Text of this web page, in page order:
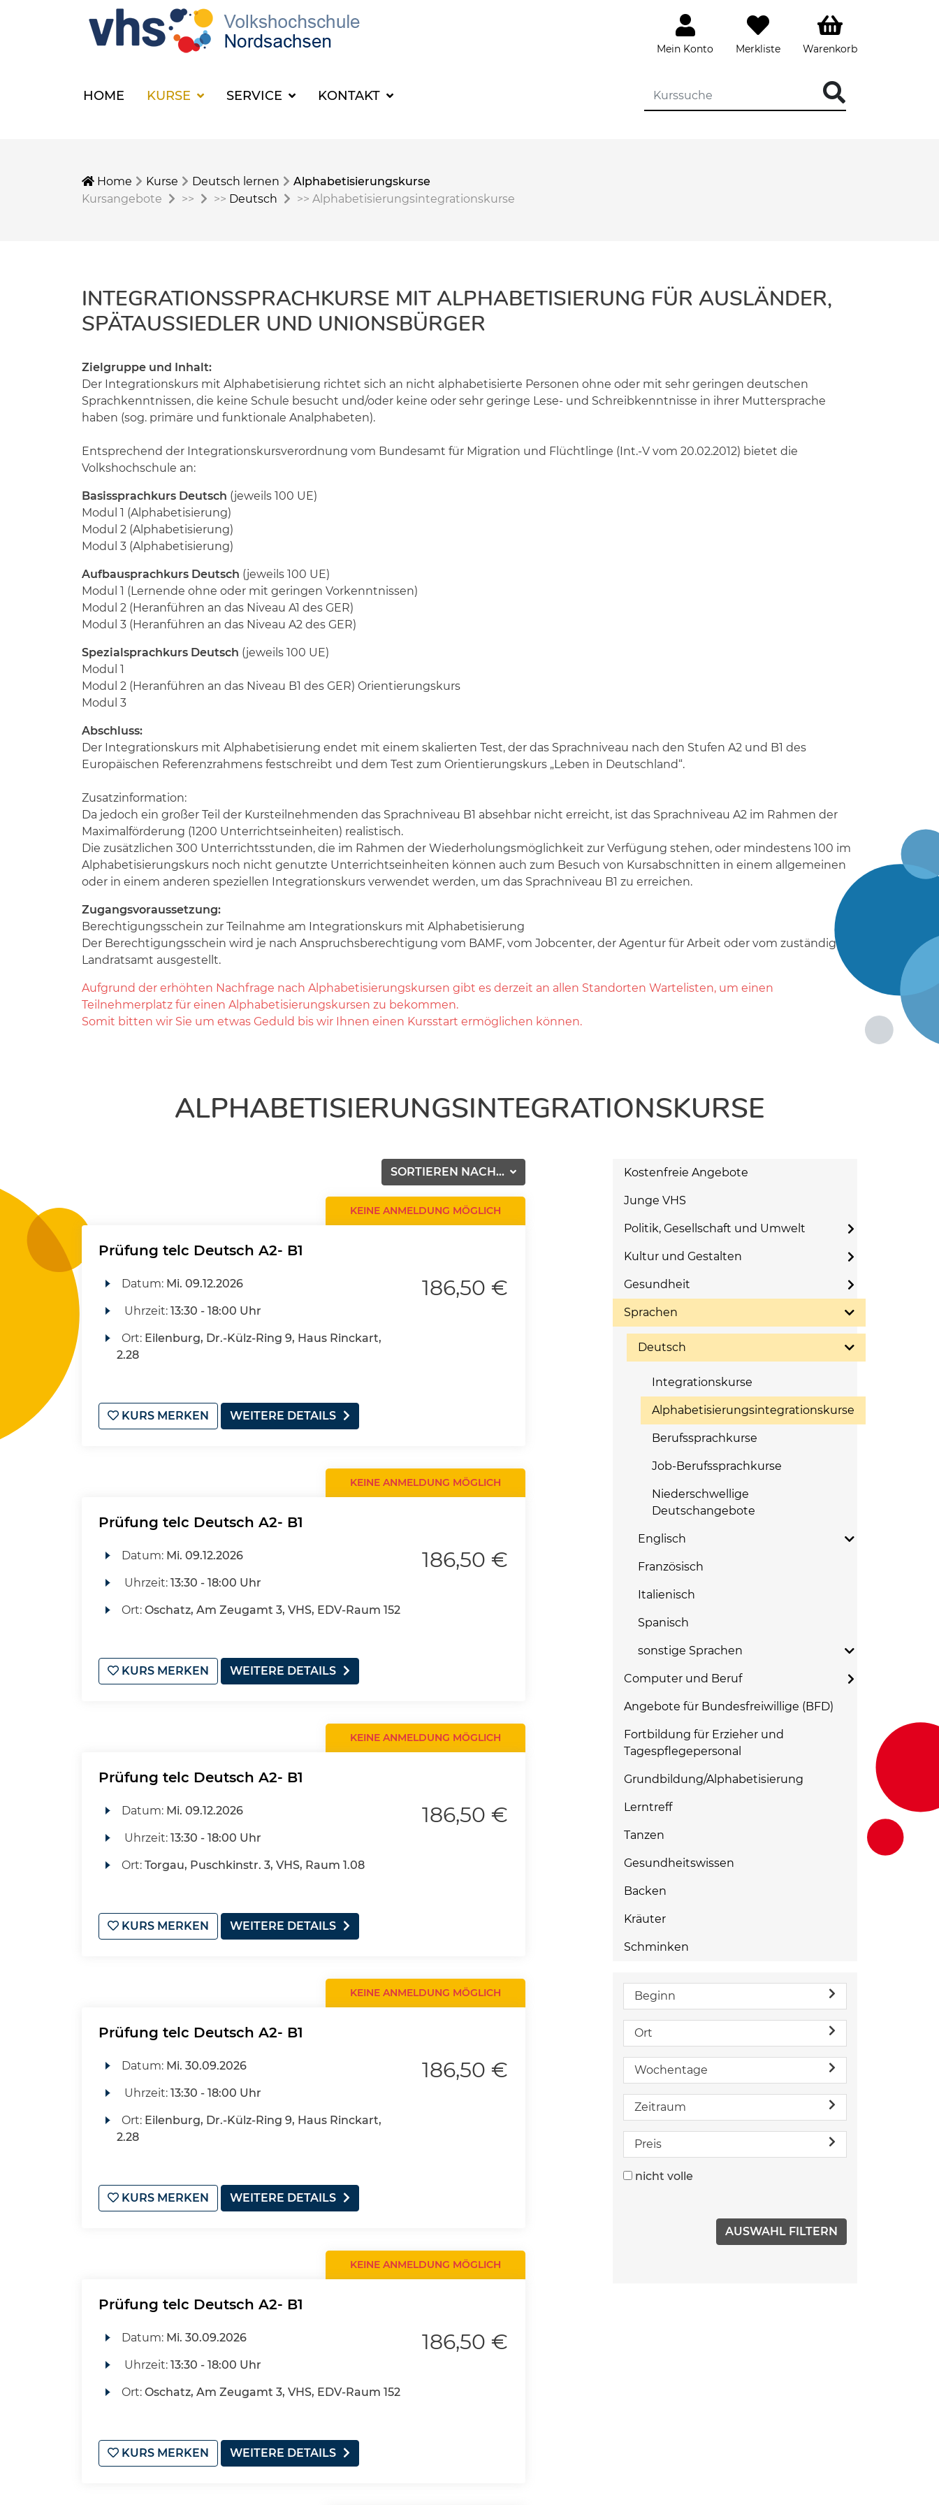
Mein Konto Merkliste Warenkorb
HOME KURSE SERVICE KONTAKT
Home Kurse Deutsch lernen
Alphabetisierungskurse
Kursangebote
>> >> Deutsch >> Alphabetisierungsintegrationskurse
INTEGRATIONSSPRACHKURSE MIT ALPHABETISIERUNG FÜR AUSLÄNDER,
SPÄTAUSSIEDLER UND UNIONSBÜRGER
Zielgruppe und Inhalt:
Der Integrationskurs mit Alphabetisierung richtet sich an nicht alphabetisierte Personen ohne oder mit sehr geringen deutschen
Sprachkenntnissen, die keine Schule besucht und/oder keine oder sehr geringe Lese- und Schreibkenntnisse in ihrer Muttersprache
haben (sog. primäre und funktionale Analphabeten).
Entsprechend der Integrationskursverordnung vom Bundesamt für Migration und Flüchtlinge (Int.-V vom 20.02.2012) bietet die
Volkshochschule an:
Basissprachkurs Deutsch (jeweils 100 UE)
Modul 1 (Alphabetisierung)
Modul 2 (Alphabetisierung)
Modul 3 (Alphabetisierung)
Aufbausprachkurs Deutsch (jeweils 100 UE)
Modul 1 (Lernende ohne oder mit geringen Vorkenntnissen)
Modul 2 (Heranführen an das Niveau A1 des GER)
Modul 3 (Heranführen an das Niveau A2 des GER)
Spezialsprachkurs Deutsch (jeweils 100 UE)
Modul 1
Modul 2 (Heranführen an das Niveau B1 des GER) Orientierungskurs
Modul 3
Abschluss:
Der Integrationskurs mit Alphabetisierung endet mit einem skalierten Test, der das Sprachniveau nach den Stufen A2 und B1 des
Europäischen Referenzrahmens festschreibt und dem Test zum Orientierungskurs „Leben in Deutschland“.
Zusatzinformation:
Da jedoch ein großer Teil der Kursteilnehmenden das Sprachniveau B1 absehbar nicht erreicht, ist das Sprachniveau A2 im Rahmen der
Maximalförderung (1200 Unterrichtseinheiten) realistisch.
Die zusätzlichen 300 Unterrichtsstunden, die im Rahmen der Wiederholungsmöglichkeit zur Verfügung stehen, oder mindestens 100 im
Alphabetisierungskurs noch nicht genutzte Unterrichtseinheiten können auch zum Besuch von Kursabschnitten in einem allgemeinen
oder in einem anderen speziellen Integrationskurs verwendet werden, um das Sprachniveau B1 zu erreichen.
Zugangsvoraussetzung:
Berechtigungsschein zur Teilnahme am Integrationskurs mit Alphabetisierung
Der Berechtigungsschein wird je nach Anspruchsberechtigung vom BAMF, vom Jobcenter, der Agentur für Arbeit oder vom zuständigen
Landratsamt ausgestellt.
Aufgrund der erhöhten Nachfrage nach Alphabetisierungskursen gibt es derzeit an allen Standorten Wartelisten, um einen
Teilnehmerplatz für einen Alphabetisierungskursen zu bekommen.
Somit bitten wir Sie um etwas Geduld bis wir Ihnen einen Kursstart ermöglichen können.
ALPHABETISIERUNGSINTEGRATIONSKURSE
SORTIEREN NACH...
KEINE ANMELDUNG MÖGLICH
Prüfung telc Deutsch A2- B1
Datum: Mi. 09.12.2026
Uhrzeit: 13:30 - 18:00 Uhr
Ort: Eilenburg, Dr.-Külz-Ring 9, Haus Rinckart,
2.28
186,50 €
KURS MERKEN WEITERE DETAILS
KEINE ANMELDUNG MÖGLICH
Prüfung telc Deutsch A2- B1
Datum: Mi. 09.12.2026
Uhrzeit: 13:30 - 18:00 Uhr
Ort: Oschatz, Am Zeugamt 3, VHS, EDV-Raum 152
186,50 €
KURS MERKEN WEITERE DETAILS
KEINE ANMELDUNG MÖGLICH
Prüfung telc Deutsch A2- B1
Datum: Mi. 09.12.2026
Uhrzeit: 13:30 - 18:00 Uhr
Ort: Torgau, Puschkinstr. 3, VHS, Raum 1.08
186,50 €
KURS MERKEN WEITERE DETAILS
KEINE ANMELDUNG MÖGLICH
Prüfung telc Deutsch A2- B1
Datum: Mi. 30.09.2026
Uhrzeit: 13:30 - 18:00 Uhr
Ort: Eilenburg, Dr.-Külz-Ring 9, Haus Rinckart,
2.28
186,50 €
KURS MERKEN WEITERE DETAILS
KEINE ANMELDUNG MÖGLICH
Prüfung telc Deutsch A2- B1
Datum: Mi. 30.09.2026
Uhrzeit: 13:30 - 18:00 Uhr
Ort: Oschatz, Am Zeugamt 3, VHS, EDV-Raum 152
186,50 €
KURS MERKEN WEITERE DETAILS
Kostenfreie Angebote
Junge VHS
Politik, Gesellschaft und Umwelt
Kultur und Gestalten
Gesundheit
Sprachen
Deutsch
Integrationskurse
Alphabetisierungsintegrationskurse
Berufssprachkurse
Job-Berufssprachkurse
Niederschwellige
Deutschangebote
Englisch
Französisch
Italienisch
Spanisch
sonstige Sprachen
Computer und Beruf
Angebote für Bundesfreiwillige (BFD)
Fortbildung für Erzieher und
Tagespflegepersonal
Grundbildung/Alphabetisierung
Lerntreff
Tanzen
Gesundheitswissen
Backen
Kräuter
Schminken
Beginn
Ort
Wochentage
Zeitraum
Preis
nicht volle